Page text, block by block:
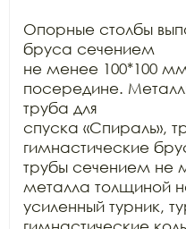
Опорные столбы
бруса сечением
не менее 100*100
посередине.
труба для
спуска «Спираль»,
гимнастические
трубы сечением не
металла толщиной
усиленный турник,